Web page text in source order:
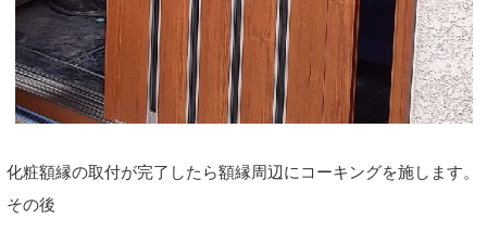
化粧額縁の取付が完了したら額縁周辺にコーキングを施します。
その後